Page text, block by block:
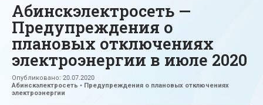
Абинскэлектросеть —
Предупреждения о
плановых отключениях
электроэнергии в июле 2020
Опубликовано: 20.07.2020
Абинскэлектросеть • Предупреждения о плановых отключениях
электроэнергии